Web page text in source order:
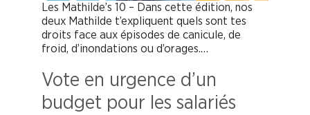
Les Mathilde’s 10 – Dans cette édition, nos
deux Mathilde t’expliquent quels sont tes
droits face aux épisodes de canicule, de
froid, d’inondations ou d’orages.…
Vote en urgence d’un
budget pour les salariés